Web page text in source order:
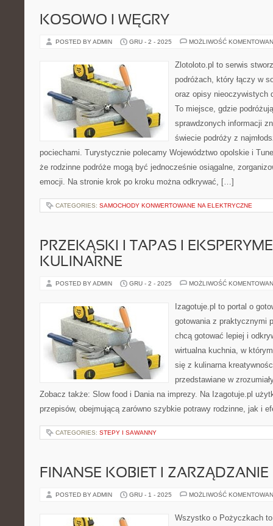
KOSOWO I WĘGRY
POSTED BY ADMIN GRU - 2 - 2025 MOŻLIWOŚĆ
Zlotoloto.pl to serwis
podróżach, który łączy w
oraz opisy nieoczywistych
To miejsce, gdzie
sprawdzonych informacji
świecie podróży z
pociechami. Turystycznie polecamy Województwo opolskie i
że rodzinne podróże mogą być jednocześnie osiągalne,
emocji. Na stronie krok po kroku można odkrywać, […]
CATEGORIES: SAMOCHODY KONWERTOWANE NA ELEKTRYCZNE
PRZEKĄSKI I TAPAS I
KULINARNE
POSTED BY ADMIN GRU - 2 - 2025 MOŻLIWOŚĆ
Izagotuje.pl to portal o
gotowania z praktycznymi
chcą gotować lepiej i
wirtualna kuchnia, w
się z kulinarna
przedstawiane w
Zobacz także: Slow food i Dania na imprezy. Na Izagotuje.pl
przepisów, obejmującą zarówno szybkie potrawy rodzinne, jak i
CATEGORIES: STEPY I SAWANNY
FINANSE KOBIET I ZARZĄDZANIE
POSTED BY ADMIN GRU - 1 - 2025 MOŻLIWOŚĆ
Wszystko o Pożyczkach